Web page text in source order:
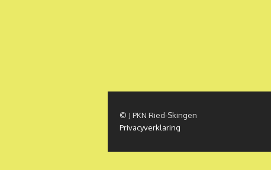
© J PKN Ried-Skingen
Privacyverklaring